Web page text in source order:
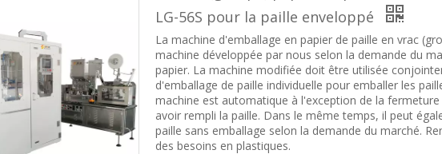
LG-56S pour la paille enveloppé
La machine d'emballage en papier de paille en vrac
machine développée par nous selon la demande du
papier. La machine modifiée doit être utilisée
d'emballage de paille individuelle pour emballer les
machine est automatique à l'exception de la
avoir rempli la paille. Dans le même temps, il peut
paille sans emballage selon la demande du marché.
des besoins en plastiques.